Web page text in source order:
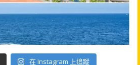
在 Instagram 上追蹤